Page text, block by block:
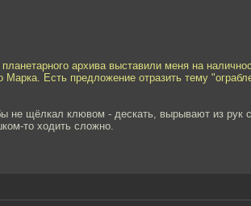
архива выставили меня на
Марка. Есть предложение отразить тему
не щёлкал клювом - дескать, вырывают из рук
то ходить сложно.